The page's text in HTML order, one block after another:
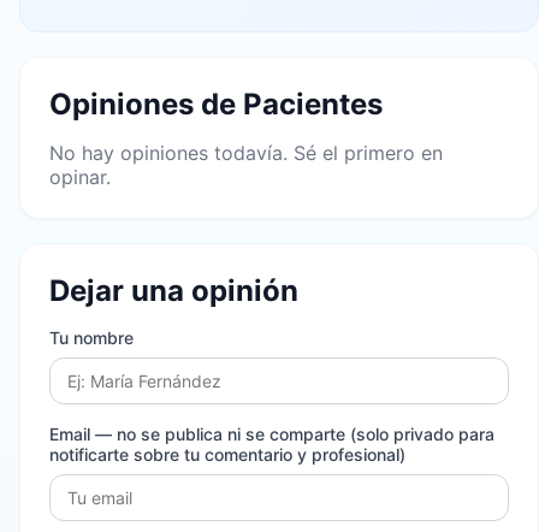
Opiniones de Pacientes
No hay opiniones todavía. Sé el primero en
opinar.
Dejar una opinión
Tu nombre
Email — no se publica ni se comparte (solo privado para
notificarte sobre tu comentario y profesional)